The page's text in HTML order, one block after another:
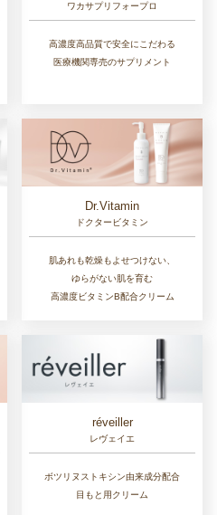
ワカサプリフォープロ
高濃度高品質で安全にこだわる
医療機関専売のサプリメント
Dr.Vitamin
ドクタービタミン
肌あれも乾燥もよせつけない、
ゆらがない肌を育む
高濃度ビタミンB配合クリーム
réveiller
レヴェイエ
ボツリヌストキシン由来成分配合
目もと用クリーム